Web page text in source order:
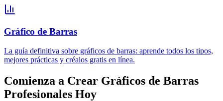
Gráfico de Barras
La guía definitiva sobre gráficos de barras: aprende todos los tipos,
mejores prácticas y créalos gratis en línea.
Comienza a Crear Gráficos de Barras
Profesionales Hoy